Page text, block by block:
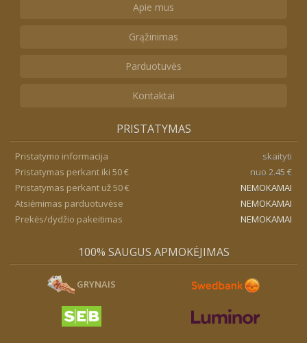
Apie mus
Grąžinimas
Parduotuvės
Kontaktai
PRISTATYMAS
Pristatymo informacija
skaityti
Pristatymas perkant iki 50 €
nuo 2.45 €
Pristatymas perkant už 50 €
NEMOKAMAI
Atsiėmimas parduotuvėse
NEMOKAMAI
Prekės/dydžio pakeitimas
NEMOKAMAI
100% SAUGUS APMOKĖJIMAS
GRYNAIS